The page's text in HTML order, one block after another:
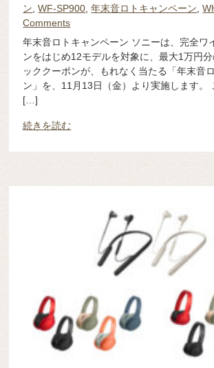
ン ,WF-SP900 ,年末音ロトキャンペーン ,
Comments
年末音ロトキャンペーン ソニーは、完全ワ
ンをはじめ12モデルを対象に、最大1万円
ッククーポンが、もれなく当たる「年末音
ン」を、11月13日（金）より実施します。
[…]
続きを読む